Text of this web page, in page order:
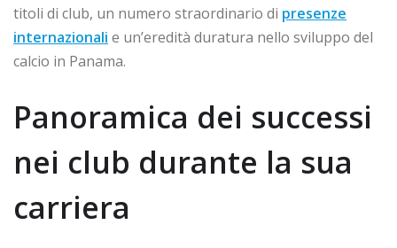
titoli di club, un numero straordinario di presenze
internazionali e un’eredità duratura nello sviluppo del
calcio in Panama.
Panoramica dei successi
nei club durante la sua
carriera